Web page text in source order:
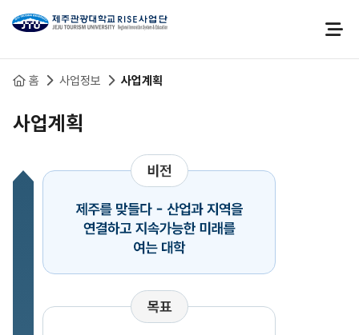
홈 사업정보 사업계획
사업계획